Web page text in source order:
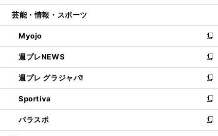
開
ウ
開
く
ン
ウ
で
開
く
ウ
ン
ド
ウ
で
開
く
し
ウ
ィ
ン
ド
ウ
で
開
く
芸能・情報・スポーツ
Myojo
新
し
い
ウ
ィ
ン
ド
ウ
で
開
週プレNEWS
新
し
い
ウ
ィ
ン
ド
ウ
週プレ グラジャパ!
新
し
い
ウ
ィ
ン
Sportiva
新
し
い
ウ
パラスポ
新
し